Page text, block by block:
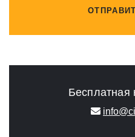
Бесплатная